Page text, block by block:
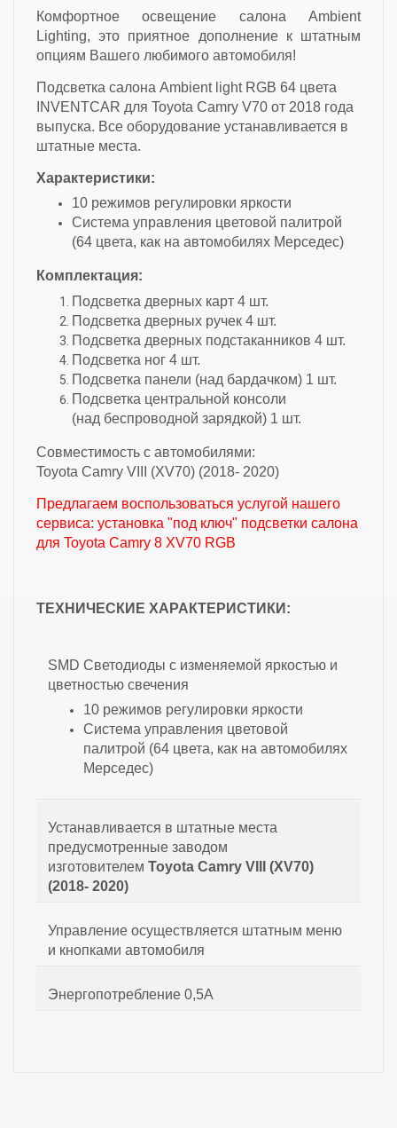
Комфортное освещение салона Ambient
Lighting, это приятное дополнение к штатным
опциям Вашего любимого автомобиля!
Подсветка салона Ambient light RGB 64 цвета
INVENTCAR для Toyota Camry V70 от 2018 года
выпуска. Все оборудование устанавливается в
штатные места.
Характеристики:
10 режимов регулировки яркости
Cистема управления цветовой палитрой
(64 цвета, как на автомобилях Мерседес)
Комплектация:
Подсветка дверных карт 4 шт.
Подсветка дверных ручек 4 шт.
Подсветка дверных подстаканников 4 шт.
Подсветка ног 4 шт.
Подсветка панели (над бардачком) 1 шт.
Подсветка центральной консоли
(над беспроводной зарядкой) 1 шт.
Совместимость с автомобилями:
Toyota Camry VIII (XV70) (2018- 2020)
Предлагаем воспользоваться услугой нашего
сервиса: установка "под ключ" подсветки салона
для Toyota Camry 8 XV70 RGB
ТЕХНИЧЕСКИЕ ХАРАКТЕРИСТИКИ:
SMD Светодиоды с изменяемой яркостью и
цветностью свечения
10 режимов регулировки яркости
Cистема управления цветовой
палитрой (64 цвета, как на автомобилях
Мерседес)
Устанавливается в штатные места
предусмотренные заводом
изготовителем Toyota Camry VIII (XV70)
(2018- 2020)
Управление осуществляется штатным меню
и кнопками автомобиля
Энергопотребление 0,5А